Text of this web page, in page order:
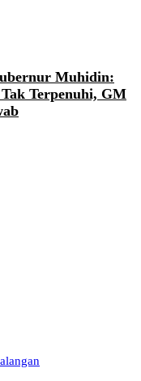
Muhidin:
Terpenuhi, GM